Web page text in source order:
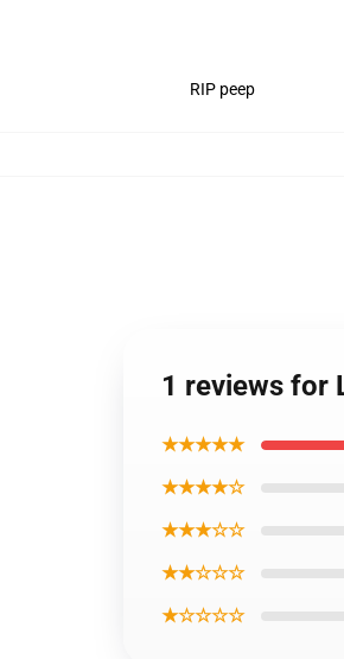
RIP peep
1 reviews for
★★★★★
★★★★☆
★★★☆☆
★★☆☆☆
★☆☆☆☆